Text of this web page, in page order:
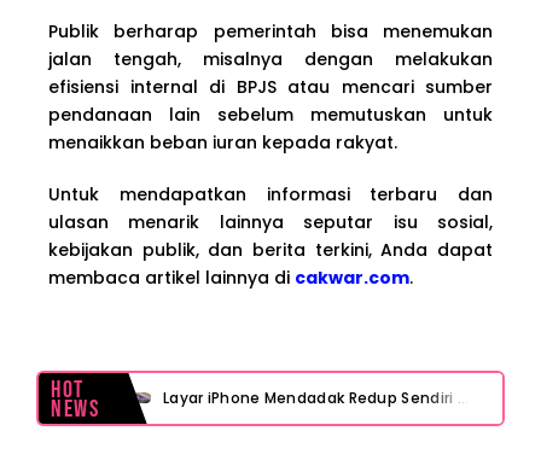
Publik berharap pemerintah bisa menemukan
jalan tengah, misalnya dengan melakukan
efisiensi internal di BPJS atau mencari sumber
pendanaan lain sebelum memutuskan untuk
menaikkan beban iuran kepada rakyat.
Untuk mendapatkan informasi terbaru dan
ulasan menarik lainnya seputar isu sosial,
kebijakan publik, dan berita terkini, Anda dapat
membaca artikel lainnya di cakwar.com.
Hot
News Layar iPhone Mendadak Redup Sendiri Padahal Auto-Brightness Mati? Ini Penyebab & Solusinya!